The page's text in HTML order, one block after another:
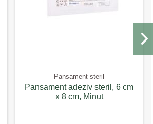
Pansament steril
Pansament adeziv steril, 6 cm
x 8 cm, Minut